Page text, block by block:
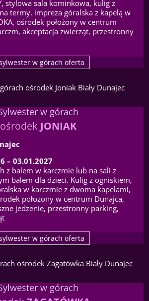
stylowa sala kominkowa, kulig z
termy, impreza góralska z kapelą w
ośrodek położony w centrum
akceptacja zwierząt, przestronny
w górach oferta
w górach
ośrodekJONIAK
– 03.01.2027
z balem w karczmie lub na sali z
balem dla dzieci. Kulig z ogniskiem,
w karczmie z dwoma kapelami,
położony w centrum Dunajca,
jedzenie, przestronny parking,
w górach oferta
w górach